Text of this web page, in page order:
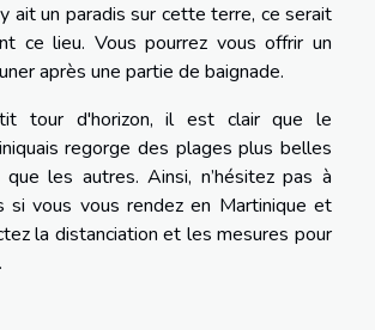
ait un paradis sur cette terre, ce serait
ce lieu. Vous pourrez vous offrir un
après une partie de baignade.
tour d'horizon, il est clair que le
regorge des plages plus belles
les autres. Ainsi, n’hésitez pas à
si vous vous rendez en Martinique et
la distanciation et les mesures pour